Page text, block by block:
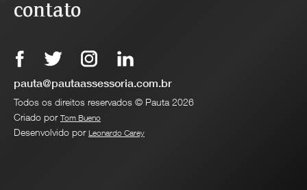
contato
pauta@pautaassessoria.com.br
Todos os direitos reservados © Pauta 2026
Criado por Tom Bueno
Desenvolvido por Leonardo Carey